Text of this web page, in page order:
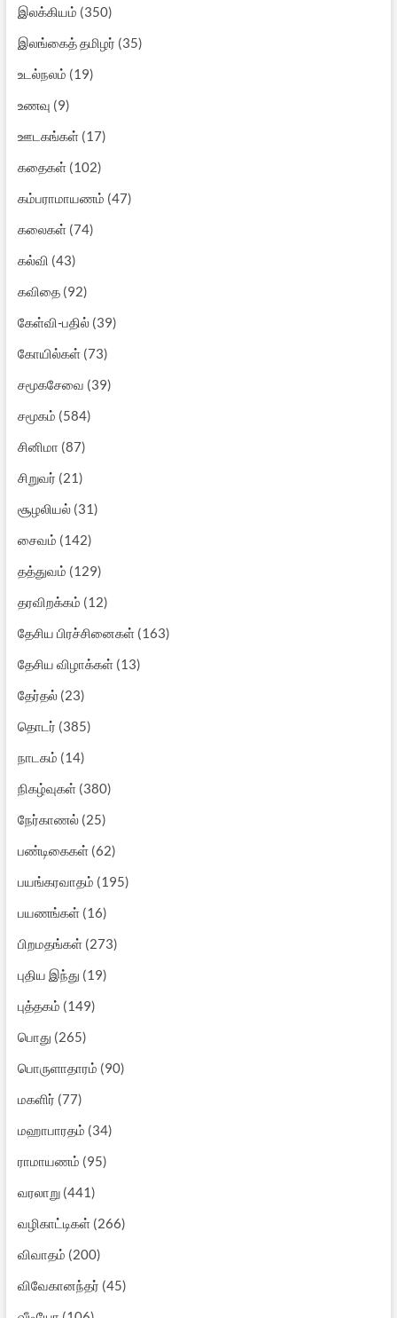
இலக்கியம் (350)
இலங்கைத் தமிழர் (35)
உடல்நலம் (19)
உணவு (9)
ஊடகங்கள்(17)
கதைகள்(102)
கம்பராமாயணம் (47)
கலைகள்(74)
கல்வி (43)
கவிதை(92)
கேள்வி-பதில்(39)
கோயில்கள்(73)
சமூகசேவை (39)
சமூகம் (584)
சினிமா (87)
சிறுவர் (21)
சூழலியல்(31)
சைவம் (142)
தத்துவம் (129)
தரவிறக்கம் (12)
தேசிய பிரச்சினைகள்(163)
தேசிய விழாக்கள்(13)
தேர்தல்(23)
தொடர் (385)
நாடகம் (14)
நிகழ்வுகள்(380)
நேர்காணல்(25)
பண்டிகைகள்(62)
பயங்கரவாதம் (195)
பயணங்கள்(16)
பிறமதங்கள்(273)
புதிய இந்து (19)
புத்தகம் (149)
பொது (265)
பொருளாதாரம் (90)
மகளிர் (77)
மஹாபாரதம் (34)
ராமாயணம் (95)
வரலாறு(441)
வழிகாட்டிகள்(266)
விவாதம் (200)
விவேகானந்தர் (45)